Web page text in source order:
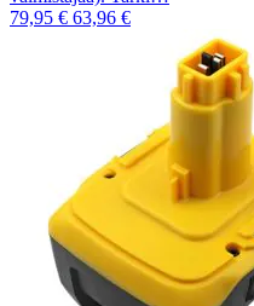
79,95 € 63,96 €